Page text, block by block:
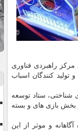
راهبردی فناوری
کنندگان اسباب
شناختی، ستاد توسعه
بخش بازی های و بسته
و موثر از این